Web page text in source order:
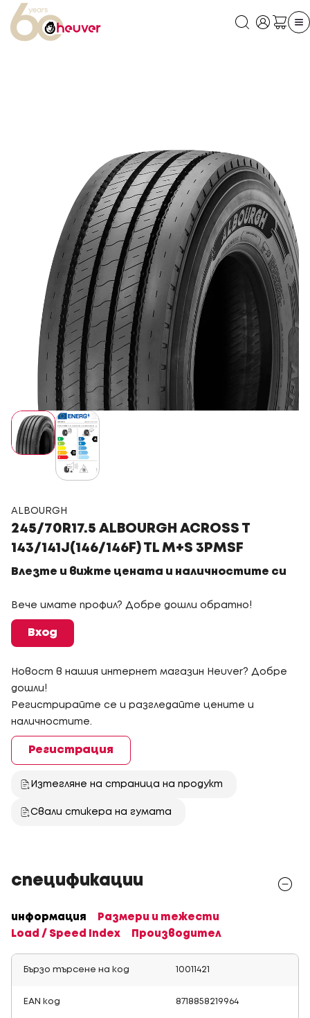
ALBOURGH
245/70R17.5 ALBOURGH ACROSS T
143/141J(146/146F) TL M+S 3PMSF
Влезте и вижте цената и наличностите си
Вече имате профил? Добре дошли обратно!
Вход
Новост в нашия интернет магазин Heuver? Добре
дошли!
Регистрирайте се и разгледайте цените и
наличностите.
Регистрация
Изтегляне на страница на продукт
Свали стикера на гумата
спецификации
информация
Размери и тежести
Load / Speed Index
Производител
Бързо търсене на код 10011421
EAN код 8718858219964